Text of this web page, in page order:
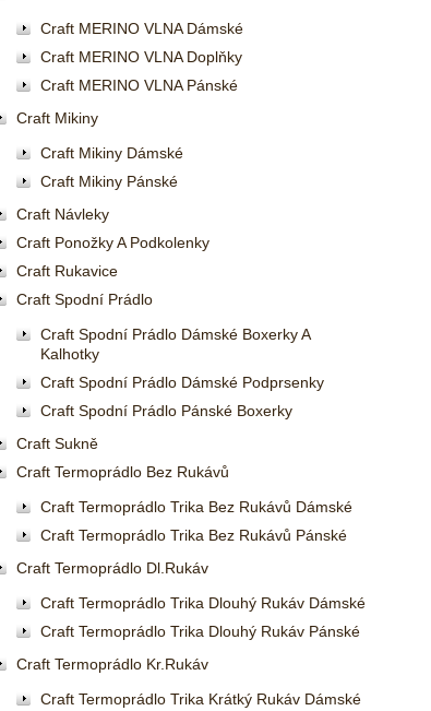
Craft MERINO VLNA Dámské
Craft MERINO VLNA Doplňky
Craft MERINO VLNA Pánské
Craft Mikiny
Craft Mikiny Dámské
Craft Mikiny Pánské
Craft Návleky
Craft Ponožky A Podkolenky
Craft Rukavice
Craft Spodní Prádlo
Craft Spodní Prádlo Dámské Boxerky A
Kalhotky
Craft Spodní Prádlo Dámské Podprsenky
Craft Spodní Prádlo Pánské Boxerky
Craft Sukně
Craft Termoprádlo Bez Rukávů
Craft Termoprádlo Trika Bez Rukávů Dámské
Craft Termoprádlo Trika Bez Rukávů Pánské
Craft Termoprádlo Dl.rukáv
Craft Termoprádlo Trika Dlouhý Rukáv Dámské
Craft Termoprádlo Trika Dlouhý Rukáv Pánské
Craft Termoprádlo Kr.rukáv
Craft Termoprádlo Trika Krátký Rukáv Dámské